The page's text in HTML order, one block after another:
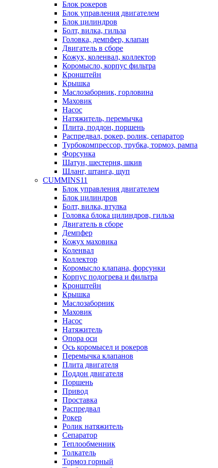
Блок рокеров
Блок управления двигателем
Блок цилиндров
Болт, вилка, гильза
Головка, демпфер, клапан
Двигатель в сборе
Кожух, коленвал, коллектор
Коромысло, корпус фильтра
Кронштейн
Крышка
Маслозаборник, горловина
Маховик
Насос
Натяжитель, перемычка
Плита, поддон, поршень
Распредвал, рокер, ролик, сепаратор
Турбокомпрессор, трубка, тормоз, рампа
Форсунка
Шатун, шестерня, шкив
Шланг, штанга, щуп
CUMMINS11
Блок управления двигателем
Блок цилиндров
Болт, вилка, втулка
Головка блока цилиндров, гильза
Двигатель в сборе
Демпфер
Кожух маховика
Коленвал
Коллектор
Коромысло клапана, форсунки
Корпус подогрева и фильтра
Кронштейн
Крышка
Маслозаборник
Маховик
Насос
Натяжитель
Опора оси
Ось коромысел и рокеров
Перемычка клапанов
Плита двигателя
Поддон двигателя
Поршень
Привод
Проставка
Распредвал
Рокер
Ролик натяжитель
Сепаратор
Теплообменник
Толкатель
Тормоз горный